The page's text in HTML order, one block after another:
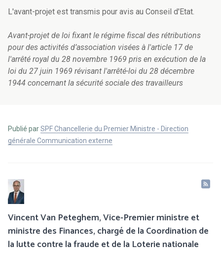
L'avant-projet est transmis pour avis au Conseil d'Etat.
Avant-projet de loi fixant le régime fiscal des rétributions
pour des activités d’association visées à l'article 17 de
l'arrêté royal du 28 novembre 1969 pris en exécution de la
loi du 27 juin 1969 révisant l'arrêté-loi du 28 décembre
1944 concernant la sécurité sociale des travailleurs
Publié parSPF Chancellerie du Premier Ministre - Direction
générale Communication externe
Vincent Van Peteghem, Vice-Premier ministre et
ministre des Finances, chargé de la Coordination de
la lutte contre la fraude et de la Loterie nationale